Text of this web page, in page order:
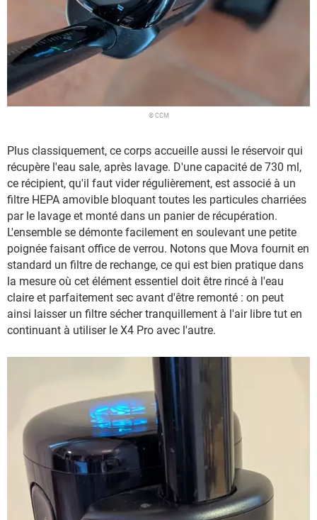
© CCM
Plus classiquement, ce corps accueille aussi le réservoir qui
récupère l'eau sale, après lavage. D'une capacité de 730 ml,
ce récipient, qu'il faut vider régulièrement, est associé à un
filtre HEPA amovible bloquant toutes les particules charriées
par le lavage et monté dans un panier de récupération.
L'ensemble se démonte facilement en soulevant une petite
poignée faisant office de verrou. Notons que Mova fournit en
standard un filtre de rechange, ce qui est bien pratique dans
la mesure où cet élément essentiel doit être rincé à l'eau
claire et parfaitement sec avant d'être remonté : on peut
ainsi laisser un filtre sécher tranquillement à l'air libre tut en
continuant à utiliser le X4 Pro avec l'autre.